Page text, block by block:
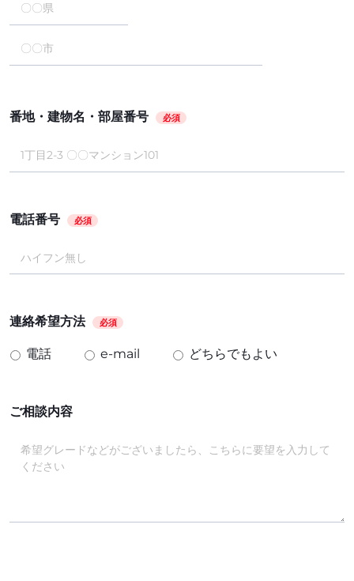
番地・建物名・部屋番号 必須
電話番号 必須
連絡希望方法 必須
電話 e-mail どちらでもよい
ご相談内容